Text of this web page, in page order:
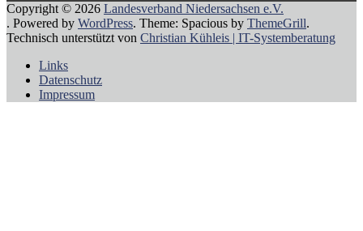
Copyright © 2026 Landesverband Niedersachsen e.V.
. Powered by WordPress. Theme: Spacious by ThemeGrill.
Technisch unterstützt von Christian Kühleis | IT-Systemberatung
Links
Datenschutz
Impressum